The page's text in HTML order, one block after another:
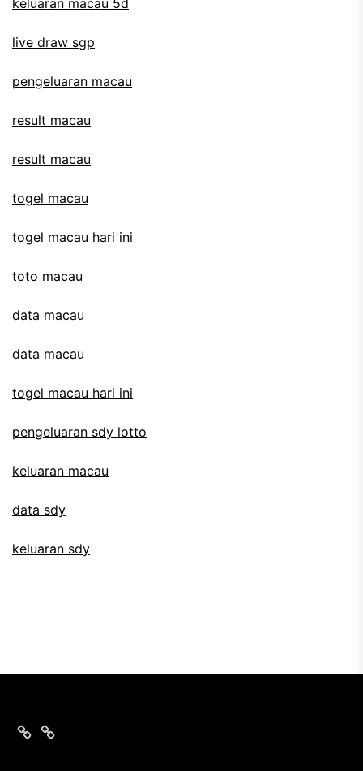
keluaran macau 5d
live draw sgp
pengeluaran macau
result macau
result macau
togel macau
togel macau hari ini
toto macau
data macau
data macau
togel macau hari ini
pengeluaran sdy lotto
keluaran macau
data sdy
keluaran sdy
keluaran
nomor